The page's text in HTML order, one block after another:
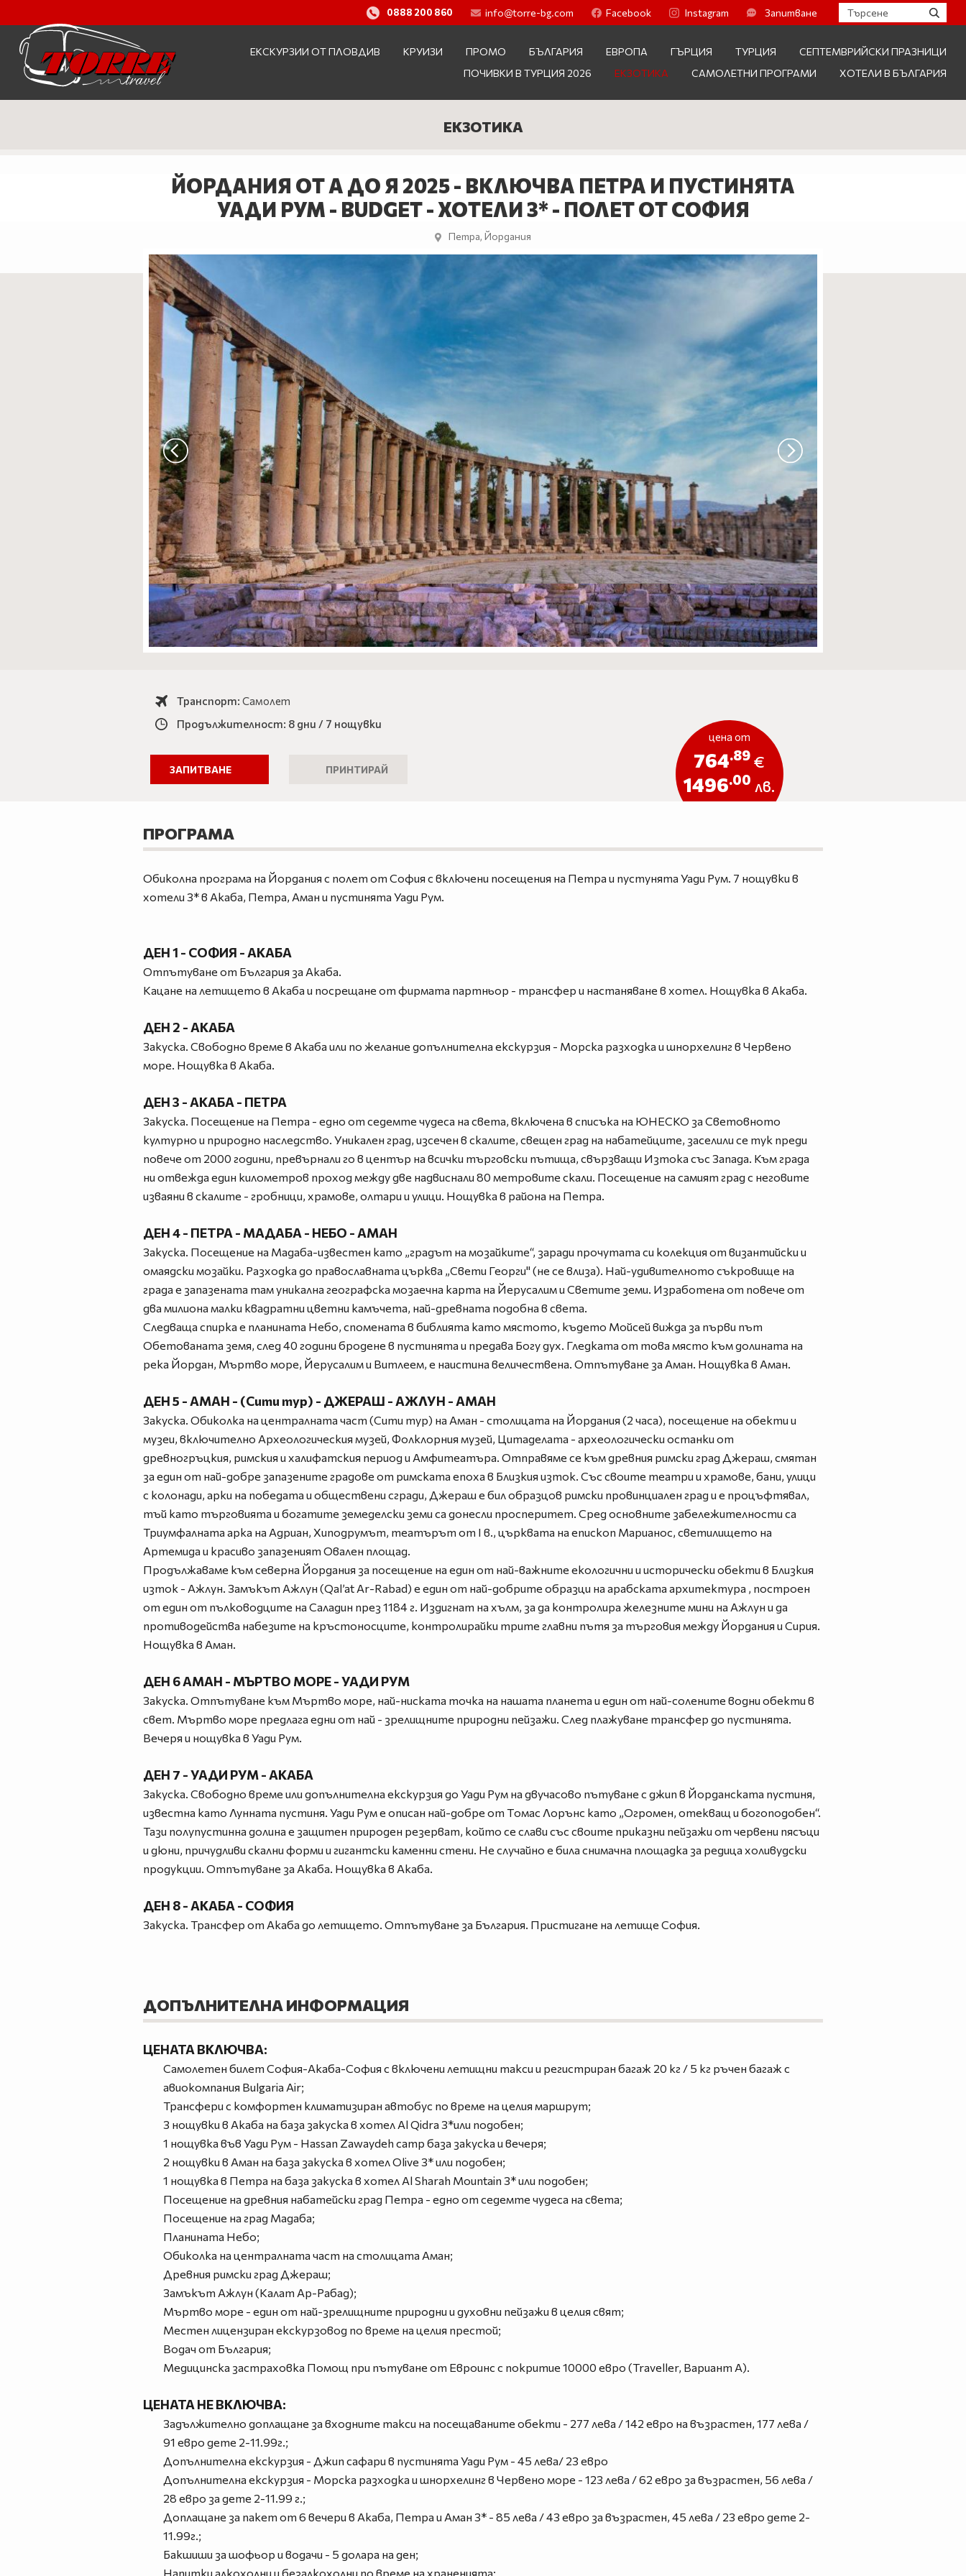
0888 200 860 info@torre-bg.com Facebook Instagram Запитване
ЕКСКУРЗИИ ОТ ПЛОВДИВ КРУИЗИ ПРОМО БЪЛГАРИЯ ЕВРОПА ГЪРЦИЯ ТУРЦИЯ
СЕПТЕМВРИЙСКИ ПРАЗНИЦИ
ПОЧИВКИ В ТУРЦИЯ 2026
ЕКЗОТИКА САМОЛЕТНИ ПРОГРАМИ ХОТЕЛИ В БЪЛГАРИЯ
ЕКЗОТИКА
ЙОРДАНИЯ ОТ А ДО Я 2025 - ВКЛЮЧВА ПЕТРА И ПУСТИНЯТА
УАДИ РУМ - BUDGET - ХОТЕЛИ 3* - ПОЛЕТ ОТ СОФИЯ
Петра, Йордания
Транспорт: Самолет
Продължителност: 8 дни / 7 нощувки
ЗАПИТВАНЕ ПРИНТИРАЙ
цена от
764.89 €
1496.00 лв.
ПРОГРАМА
Обиколна програма на Йордания с полет от София с включени посещения на Петра и пустунята Уади Рум. 7 нощувки в
хотели 3* в Акаба, Петра, Аман и пустинята Уади Рум.
ДЕН 1 - СОФИЯ - АКАБА
Отпътуване от България за Акаба.
Кацане на летището в Акаба и посрещане от фирмата партньор - трансфер и настаняване в хотел. Нощувка в Акаба.
ДЕН 2 - АКАБА
Закуска. Свободно време в Акаба или по желание допълнителна екскурзия - Морска разходка и шнорхелинг в Червено
море. Нощувка в Акаба.
ДЕН 3 - АКАБА - ПЕТРА
Закуска. Посещение на Петра - едно от седемте чудеса на света, включена в списъка на ЮНЕСКО за Световното
културно и природно наследство. Уникален град, изсечен в скалите, свещен град на набатейците, заселили се тук преди
повече от 2000 години, превърнали го в център на всички търговски пътища, свързващи Изтока със Запада. Към града
ни отвежда един километров проход между две надвиснали 80 метровите скали. Посещение на самият град с неговите
изваяни в скалите - гробници, храмове, олтари и улици. Нощувка в района на Петра.
ДЕН 4 - ПЕТРА - МАДАБА - НЕБО - АМАН
Закуска. Посещение на Мадаба-известен като „градът на мозайките“, заради прочутата си колекция от византийски и
омаядски мозайки. Разходка до православната църква „Свети Георги" (не се влиза). Най-удивителното съкровище на
града е запазената там уникална географска мозаечна карта на Йерусалим и Светите земи. Изработена от повече от
два милиона малки квадратни цветни камъчета, най-древната подобна в света.
Следваща спирка е планината Небо, спомената в библията като мястото, където Мойсей вижда за първи път
Обетованата земя, след 40 години бродене в пустинята и предава Богу дух. Гледката от това място към долината на
река Йордан, Мъртво море, Йерусалим и Витлеем, е наистина величествена. Отпътуване за Аман. Нощувка в Аман.
ДЕН 5 - АМАН - (Сити тур) - ДЖЕРАШ - АЖЛУН - АМАН
Закуска. Обиколка на централната част (Сити тур) на Аман - столицата на Йордания (2 часа), посещение на обекти и
музеи, включително Археологическия музей, Фолклорния музей, Цитаделата - археологически останки от
древногръцкия, римския и халифатския период и Амфитеатъра. Отправяме се към древния римски град Джераш, смятан
за един от най-добре запазените градове от римската епоха в Близкия изток. Със своите театри и храмове, бани, улици
с колонади, арки на победата и обществени сгради, Джераш е бил образцов римски провинциален град и е процъфтявал,
тъй като търговията и богатите земеделски земи са донесли просперитет. Сред основните забележителности са
Триумфалната арка на Адриан, Хиподрумът, театърът от I в., църквата на епископ Марианос, светилището на
Артемида и красиво запазеният Овален площад.
Продължаваме към северна Йордания за посещение на един от най-важните екологични и исторически обекти в Близкия
изток - Ажлун. Замъкът Ажлун (Qal’at Ar-Rabad) е един от най-добрите образци на арабската архитектура , построен
от един от пълководците на Саладин през 1184 г. Издигнат на хълм, за да контролира железните мини на Ажлун и да
противодейства набезите на кръстоносците, контролирайки трите главни пътя за търговия между Йордания и Сирия.
Нощувка в Аман.
ДЕН 6 АМАН - МЪРТВО МОРЕ - УАДИ РУМ
Закуска. Отпътуване към Мъртво море, най-ниската точка на нашата планета и един от най-солените водни обекти в
свет. Мъртво море предлага едни от най - зрелищните природни пейзажи. След плажуване трансфер до пустинята.
Вечеря и нощувка в Уади Рум.
ДЕН 7 - УАДИ РУМ - АКАБА
Закуска. Свободно време или допълнителна екскурзия до Уади Рум на двучасово пътуване с джип в Йорданската пустиня,
известна като Лунната пустиня. Уади Рум е описан най-добре от Tомас Лорънс като „Огромен, отекващ и богоподобен“.
Тази полупустинна долина е защитен природен резерват, който се слави със своите приказни пейзажи от червени пясъци
и дюни, причудливи скални форми и гигантски каменни стени. Не случайно е била снимачна площадка за редица холивудски
продукции. Отпътуване за Акаба. Нощувка в Акаба.
ДЕН 8 - АКАБА - СОФИЯ
Закуска. Трансфер от Акаба до летището. Отпътуване за България. Пристигане на летище София.
ДОПЪЛНИТЕЛНА ИНФОРМАЦИЯ
ЦЕНАТА ВКЛЮЧВА:
Самолетен билет София-Акаба-София с включени летищни такси и регистриран багаж 20 кг / 5 кг ръчен багаж с
авиокомпания Bulgaria Air;
Трансфери с комфортен климатизиран автобус по време на целия маршрут;
3 нощувки в Акаба на база закуска в хотел Al Qidra 3*или подобен;
1 нощувка във Уади Рум - Hassan Zawaydeh camp база закуска и вечеря;
2 нощувки в Аман на база закуска в хотел Olive 3* или подобен;
1 нощувка в Петра на база закуска в хотел Al Sharah Mountain 3* или подобен;
Посещение на древния набатейски град Петра - едно от седемте чудеса на света;
Посещение на град Мадаба;
Планината Небо;
Обиколка на централната част на столицата Аман;
Древния римски град Джераш;
Замъкът Ажлун (Калат Ар-Рабад);
Мъртво море - един от най-зрелищните природни и духовни пейзажи в целия свят;
Mестен лицензиран екскурзовод по време на целия престой;
Водач от България;
Медицинска застраховка Помощ при пътуване от Евроинс с покритие 10000 евро (Traveller, Вариант А).
ЦЕНАТА НЕ ВКЛЮЧВА:
Задължително доплащане за входните такси на посещаваните обекти - 277 лева / 142 евро на възрастен, 177 лева /
91 евро дете 2-11.99г.;
Допълнителна екскурзия - Джип сафари в пустинята Уади Рум - 45 лева/ 23 евро
Допълнителна екскурзия - Морска разходка и шнорхелинг в Червено море - 123 лева / 62 евро за възрастен, 56 лева /
28 евро за дете 2-11.99 г.;
Доплащане за пакет от 6 вечери в Акаба, Петра и Аман 3* - 85 лева / 43 евро за възрастен, 45 лева / 23 евро дете 2-
11.99г.;
Бакшиши за шофьор и водачи - 5 долара на ден;
Напитки алкохолни и безалкохолни по време на храненията;